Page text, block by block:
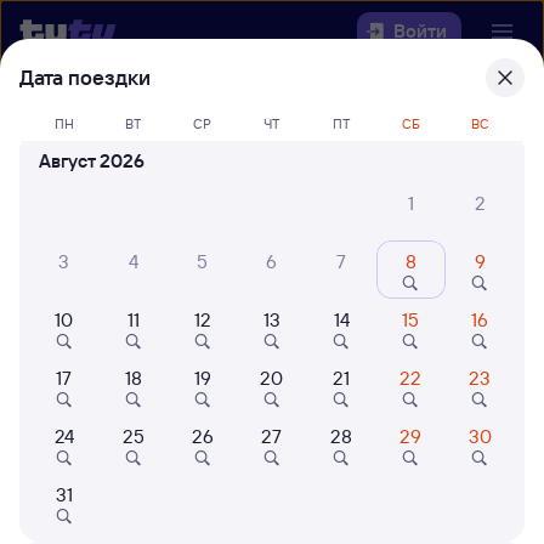
Войти
Выберите день, чтобы найтиж/д
билеты Сероглазово — Гудермес
Куда
Когда
Кто едет
Найти поезда
Дата поездки
ПН ВТ СР ЧТ ПТ СБ ВС
Август 2026
1
2
3 4 5 6 7 8 9
10 11 12 13 14 15 16
17 18 19 20 21 22 23
24 25 26 27 28 29 30
31